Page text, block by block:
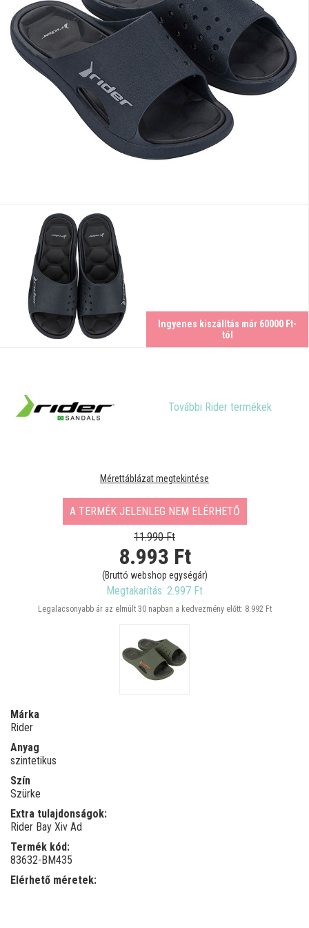
Ingyenes kiszálltás már 60000 Ft-
tól
További Rider termékek
Mérettáblázat megtekintése
A TERMÉK JELENLEG NEM ELÉRHETŐ
11.990 Ft
8.993 Ft
(Bruttó webshop egységár)
Megtakarítás: 2.997 Ft
Legalacsonyabb ár az elmúlt 30 napban a kedvezmény előtt: 8.992 Ft
Márka
Rider
Anyag
szintetikus
Szín
Szürke
Extra tulajdonságok:
Rider Bay Xiv Ad
Termék kód:
83632-BM435
Elérhető méretek: